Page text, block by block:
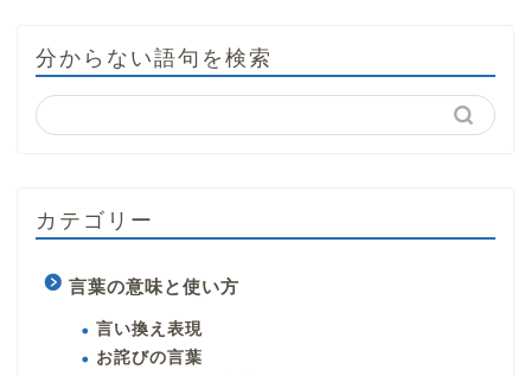
分からない語句を検索
カテゴリー
言葉の意味と使い方
言い換え表現
お詫びの言葉